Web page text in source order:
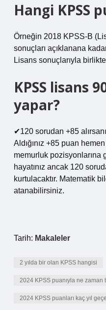
Hangi KPSS
Örneğin 2018 KPSS-B
sonuçları açıklanana
Lisans sonuçlarıyla
KPSS lisans
yapar?
✔120 sorudan +85
Aldığınız +85 puan
memurluk pozisyonlarına
hayatınız ancak 120
kurtulacaktır. Matematik
atanabilirsiniz.
Tarih: Makaleler
2 yılda bir olan KPSS hangisi
2024 KPSS puanıyla ne zaman
2024 KPSS puanları kaç yıl